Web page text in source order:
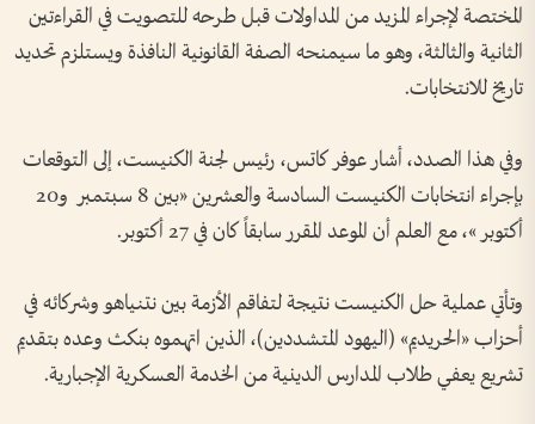
المختصة لإجراء المزيد من المداولات قبل طرحه للتصويت في القراءتين
الثانية والثالثة، وهو ما سيمنحه الصفة القانونية النافذة ويستلزم تحديد
تاريخ للانتخابات.
وفي هذا الصدد، أشار عوفر كاتس، رئيس لجنة الكنيست، إلى التوقعات
بإجراء انتخابات الكنيست السادسة والعشرين «بين 8 سبتمبر و20
أكتوبر »، مع العلم أن الموعد المقرر سابقاً كان في 27 أكتوبر.
وتأتي عملية حل الكنيست نتيجة لتفاقم الأزمة بين نتنياهو وشركائه في
أحزاب «الحريديم» (اليهود المتشددين)، الذين اتهموه بنكث وعده بتقديم
تشريع يعفي طلاب المدارس الدينية من الخدمة العسكرية الإجبارية.